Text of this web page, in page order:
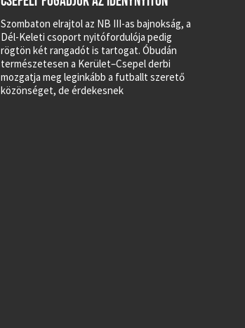
Szombaton elrajtol az NB III-as bajnokság, a
Dél-Keleti csoport nyitófordulója pedig
rögtön két rangadót is tartogat. Óbudán
természetesen a Kerület–Csepel derbi
mozgatja meg leginkább a futballt szerető
közönséget, de érdekesnek